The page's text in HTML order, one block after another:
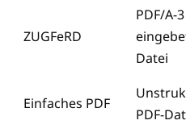
ZUGFeRD
PDF/A-
Datei
Einfaches PDF
PDF-